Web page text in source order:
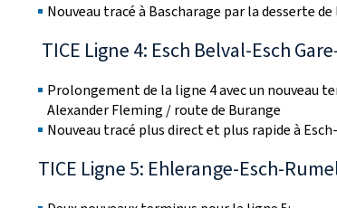
Nouveau tracé à Bascharage par la desserte
TICE Ligne 4: Esch Belval-Esch
Prolongement de la ligne 4 avec un nouveau
Alexander Fleming / route de Burange
Nouveau tracé plus direct et plus rapide à
TICE Ligne 5: Ehlerange-Esch-